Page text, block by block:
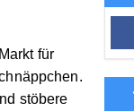
für
stöbere